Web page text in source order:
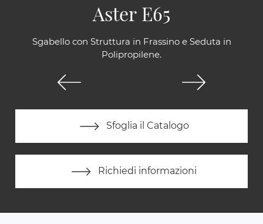
Sgabello con Struttura in Frassino e Seduta in
Polipropilene.
Sfoglia il Catalogo
Richiedi informazioni
Aster E65